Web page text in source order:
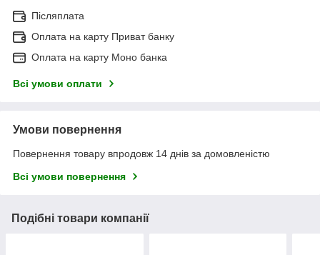
Післяплата
Оплата на карту Приват банку
Оплата на карту Моно банка
Всі умови оплати
Умови повернення
Повернення товару впродовж 14 днів за домовленістю
Всі умови повернення
Подібні товари компанії